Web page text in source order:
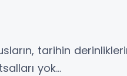
tarihin
yok…